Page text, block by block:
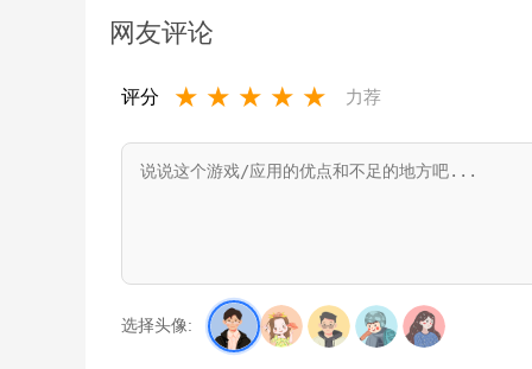
网友评论
评分 ★ ★ ★ ★ ★ 力荐
选择头像: